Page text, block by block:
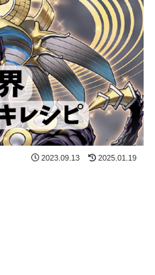
2023.09.13 2025.01.19